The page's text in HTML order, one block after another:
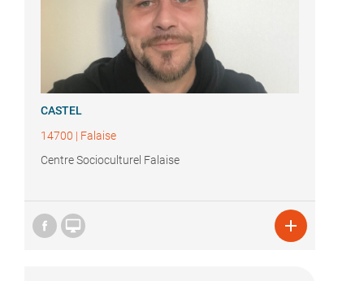
CASTEL
14700 | Falaise
Centre Socioculturel Falaise
 